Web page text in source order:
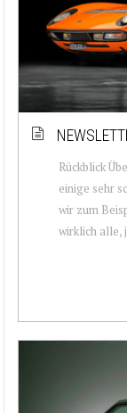
Rückblick
einige sehr
wir zum
wirklich alle,